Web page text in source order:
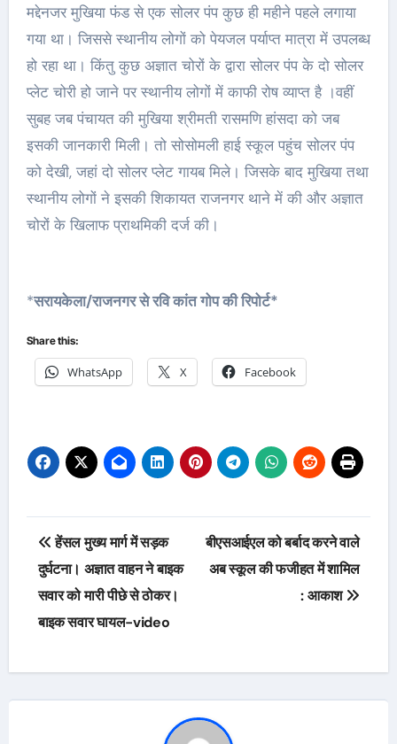
मद्देनजर मुखिया फंड से एक सोलर पंप कुछ ही महीने पहले लगाया
गया था। जिससे स्थानीय लोगों को पेयजल पर्याप्त मात्रा में उपलब्ध
हो रहा था। किंतु कुछ अज्ञात चोरों के द्वारा सोलर पंप के दो सोलर
प्लेट चोरी हो जाने पर स्थानीय लोगों में काफी रोष व्याप्त है ।वहीं
सुबह जब पंचायत की मुखिया श्रीमती रासमणि हांसदा को जब
इसकी जानकारी मिली। तो सोसोमली हाई स्कूल पहुंच सोलर पंप
को देखी, जहां दो सोलर प्लेट गायब मिले। जिसके बाद मुखिया तथा
स्थानीय लोगों ने इसकी शिकायत राजनगर थाने में की और अज्ञात
चोरों के खिलाफ प्राथमिकी दर्ज की।
*सरायकेला/राजनगर से रवि कांत गोप की रिपोर्ट*
Share this:
WhatsApp X Facebook
Post
navigation
हेंसल मुख्य मार्ग में सड़क
दुर्घटना। अज्ञात वाहन ने बाइक
सवार को मारी पीछे से ठोकर।
बाइक सवार घायल-video
बीएसआईएल को बर्बाद करने वाले
अब स्कूल की फजीहत में शामिल
: आकाश